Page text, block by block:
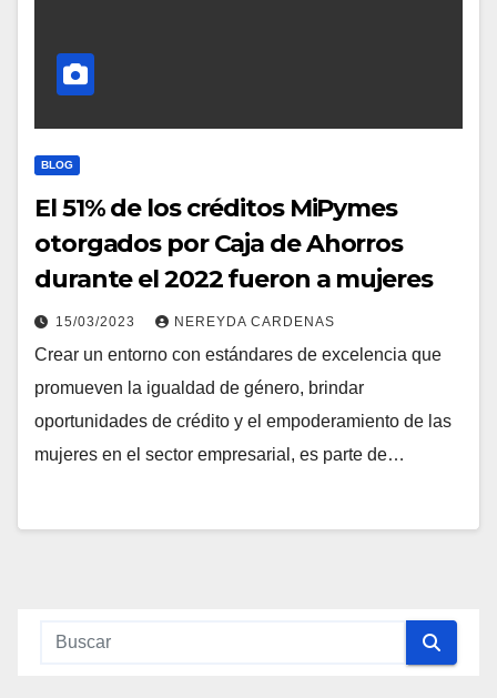
BLOG
El 51% de los créditos MiPymes
otorgados por Caja de Ahorros
durante el 2022 fueron a mujeres
15/03/2023 NEREYDA CARDENAS
Crear un entorno con estándares de excelencia que
promueven la igualdad de género, brindar
oportunidades de crédito y el empoderamiento de las
mujeres en el sector empresarial, es parte de…